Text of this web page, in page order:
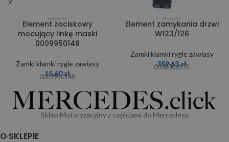
Element zaciskowy
mocujący linkę maski
0009950148
Zamki klamki rygle zawiasy
15,60zł
0009950148
Element zamykania drzwi
W123/126
Zamki klamki rygle zawiasy
359,63zł
0008006975
Sklep Motoryzacyjny z częściami do Mercedesa
O SKLEPIE